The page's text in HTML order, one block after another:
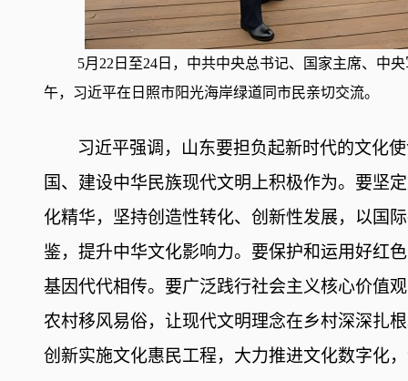
5月22日至24日，中共中央总书记、国家主席、中
午，习近平在日照市阳光海岸绿道同市民亲切交流。
习近平强调，山东要担负起新时代的文化
国、建设中华民族现代文明上积极作为。要坚
化精华，坚持创造性转化、创新性发展，以国
鉴，提升中华文化影响力。要保护和运用好红
基因代代相传。要广泛践行社会主义核心价值
农村移风易俗，让现代文明理念在乡村深深扎
创新实施文化惠民工程，大力推进文化数字化